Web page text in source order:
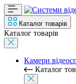
Каталог товарів
Каталог товарів
Камери
Каталог